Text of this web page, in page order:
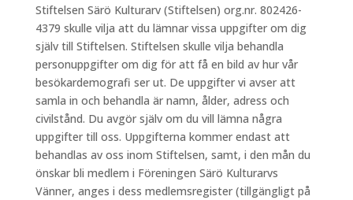
Stiftelsen Särö Kulturarv (Stiftelsen) org.nr. 802426-
4379 skulle vilja att du lämnar vissa uppgifter om dig
själv till Stiftelsen. Stiftelsen skulle vilja behandla
personuppgifter om dig för att få en bild av hur vår
besökardemografi ser ut. De uppgifter vi avser att
samla in och behandla är namn, ålder, adress och
civilstånd. Du avgör själv om du vill lämna några
uppgifter till oss. Uppgifterna kommer endast att
behandlas av oss inom Stiftelsen, samt, i den mån du
önskar bli medlem i Föreningen Särö Kulturarvs
Vänner, anges i dess medlemsregister (tillgängligt på